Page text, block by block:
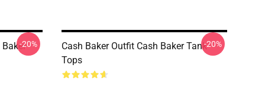
Baker-20%
Cash Baker Outfit Cash Baker Tank
Tops
-20%